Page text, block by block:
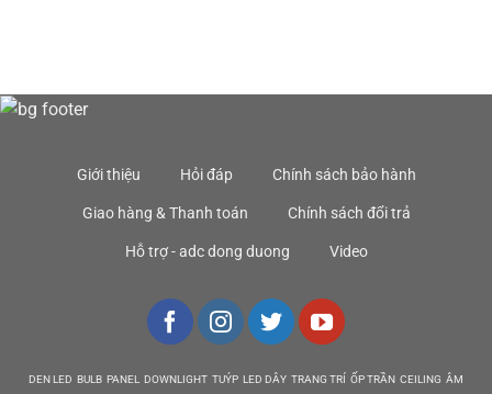
Giới thiệu Hỏi đáp Chính sách bảo hành
Giao hàng & Thanh toán Chính sách đổi trả
Hỗ trợ - adc dong duong Video
DEN LED BULB PANEL DOWNLIGHT TUÝP LED DÂY TRANG TRÍ ỐP TRẦN CEILING ÂM